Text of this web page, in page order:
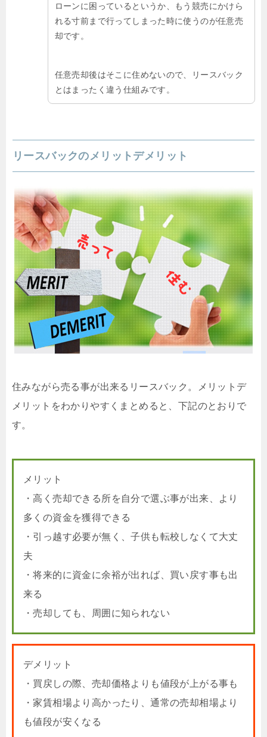
ローンに困っているというか、もう競売にかけら
れる寸前まで行ってしまった時に使うのが任意売
却です。
任意売却後はそこに住めないので、リースバック
とはまったく違う仕組みです。
リースバックのメリットデメリット
住みながら売る事が出来るリースバック。メリットデ
メリットをわかりやすくまとめると、下記のとおりで
す。
メリット
・高く売却できる所を自分で選ぶ事が出来、より
多くの資金を獲得できる
・引っ越す必要が無く、子供も転校しなくて大丈
夫
・将来的に資金に余裕が出れば、買い戻す事も出
来る
・売却しても、周囲に知られない
デメリット
・買戻しの際、売却価格よりも値段が上がる事も
・家賃相場より高かったり、通常の売却相場より
も値段が安くなる